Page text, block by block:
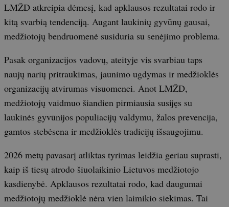
LMŽD atkreipia dėmesį, kad apklausos rezultatai rodo ir
kitą svarbią tendenciją. Augant laukinių gyvūnų gausai,
medžiotojų bendruomenė susiduria su senėjimo problema.
Pasak organizacijos vadovų, ateityje vis svarbiau taps
naujų narių pritraukimas, jaunimo ugdymas ir medžioklės
organizacijų atvirumas visuomenei. Anot LMŽD,
medžiotojų vaidmuo šiandien pirmiausia susijęs su
laukinės gyvūnijos populiacijų valdymu, žalos prevencija,
gamtos stebėsena ir medžioklės tradicijų išsaugojimu.
2026 metų pavasarį atliktas tyrimas leidžia geriau suprasti,
kaip iš tiesų atrodo šiuolaikinio Lietuvos medžiotojo
kasdienybė. Apklausos rezultatai rodo, kad daugumai
medžiotojų medžioklė nėra vien laimikio siekimas. Tai